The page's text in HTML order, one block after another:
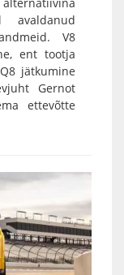
V8
ent tootja
jätkumine
Gernot
ettevõtte